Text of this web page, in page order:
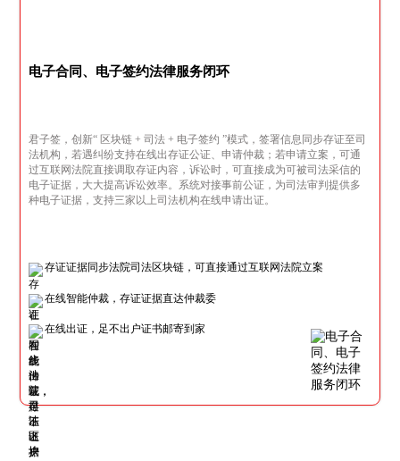
电子合同、电子签约法律服务闭环
君子签，创新“ 区块链 + 司法 + 电子签约 ”模式，签署信息同步存证至司
法机构，若遇纠纷支持在线出存证公证、申请仲裁；若申请立案，可通
过互联网法院直接调取存证内容，诉讼时，可直接成为可被司法采信的
电子证据，大大提高诉讼效率。系统对接事前公证，为司法审判提供多
种电子证据，支持三家以上司法机构在线申请出证。
存证证据同步法院司法区块链，可直接通过互联网法院立案
在线智能仲裁，存证证据直达仲裁委
在线出证，足不出户证书邮寄到家